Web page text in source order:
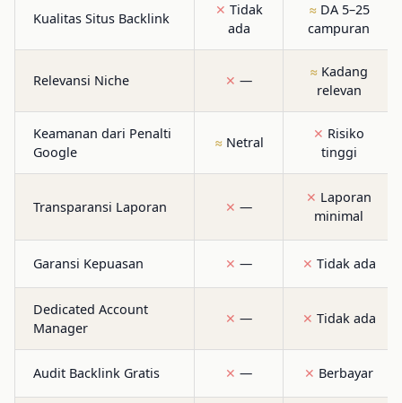
Kualitas Situs Backlink
✕ Tidak
ada
≈DA 5–25
campuran
Relevansi Niche ✕ —
≈ Kadang
relevan
Keamanan dari Penalti
Google
≈Netral
✕ Risiko
tinggi
Transparansi Laporan ✕ —
✕ Laporan
minimal
Garansi Kepuasan ✕ — ✕ Tidak ada
Dedicated Account
Manager
✕ — ✕ Tidak ada
Audit Backlink Gratis ✕ — ✕ Berbayar